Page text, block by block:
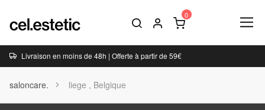
Livraison en moins de 48h | Offerte à partir de 59€
saloncare. liege , Belgique